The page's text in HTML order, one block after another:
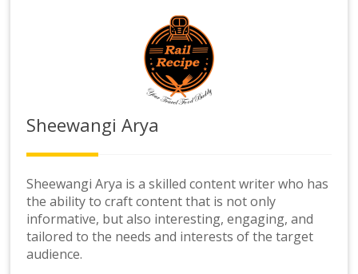
Sheewangi Arya
Sheewangi Arya is a skilled content writer who has
the ability to craft content that is not only
informative, but also interesting, engaging, and
tailored to the needs and interests of the target
audience.